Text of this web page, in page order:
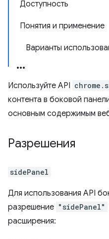
Доступность
Понятия и применение
Варианты
Используйте API
контента в боковой
основным содержимым
Разрешения
sidePanel
Для использования API
разрешение "sidePanel"
расширения: